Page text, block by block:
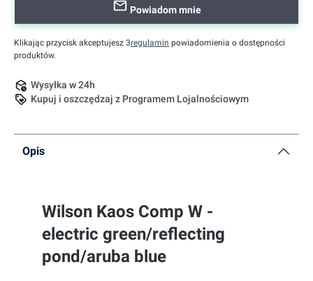
Powiadom mnie
Klikając przycisk akceptujesz 3regulamin powiadomienia o dostępności
produktów.
Wysyłka w 24h
Kupuj i oszczędzaj z Programem Lojalnościowym
Opis
Wilson Kaos Comp W -
electric green/reflecting
pond/aruba blue